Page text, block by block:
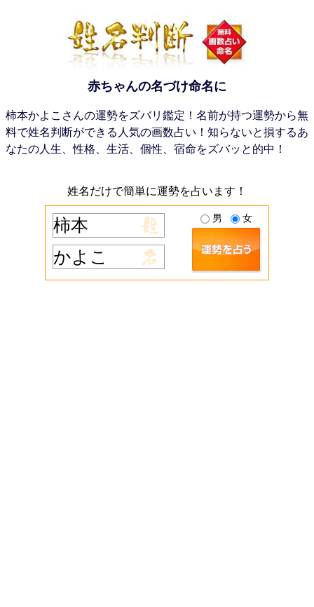
赤ちゃんの名づけ命名に
柿本かよこさんの運勢をズバリ鑑定！名前が持つ運勢から無
料で姓名判断ができる人気の画数占い！知らないと損するあ
なたの人生、性格、生活、個性、宿命をズバッと的中！
姓名だけで簡単に運勢を占います！
男 女